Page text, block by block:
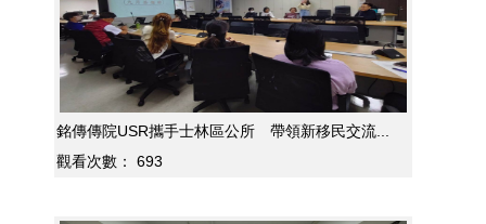
銘傳傳院USR攜手士林區公所 帶領新移民交流...
觀看次數：
693